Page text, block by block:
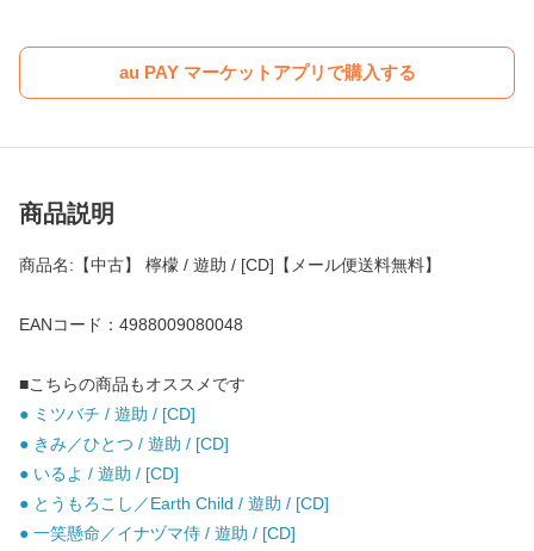
au PAY マーケットアプリで購入する
商品説明
商品名:【中古】 檸檬 / 遊助 / [CD]【メール便送料無料】
EANコード：4988009080048
■こちらの商品もオススメです
● ミツバチ / 遊助 / [CD]
● きみ／ひとつ / 遊助 / [CD]
● いるよ / 遊助 / [CD]
● とうもろこし／Earth Child / 遊助 / [CD]
● 一笑懸命／イナヅマ侍 / 遊助 / [CD]